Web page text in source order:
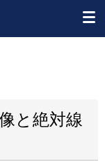
と絶対線